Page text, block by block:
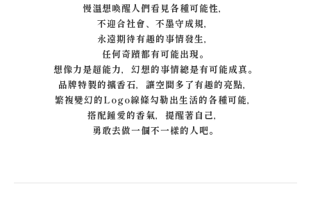
慢溫想喚醒人們看見各種可能性，
不迎合社會、不墨守成規，
永遠期待有趣的事情發生，
任何奇蹟都有可能出現。
想像力是超能力，幻想的事情總是有可能成真。
品牌特製的擴香石，讓空間多了有趣的亮點，
繁複變幻的Logo線條勾勒出生活的各種可能，
搭配鍾愛的香氣，提醒著自己，
勇敢去做一個不一樣的人吧。